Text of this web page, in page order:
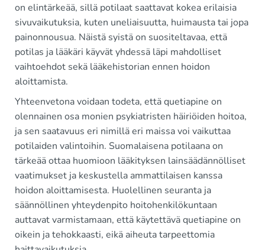
on elintärkeää, sillä potilaat saattavat kokea erilaisia
sivuvaikutuksia, kuten uneliaisuutta, huimausta tai jopa
painonnousua. Näistä syistä on suositeltavaa, että
potilas ja lääkäri käyvät yhdessä läpi mahdolliset
vaihtoehdot sekä lääkehistorian ennen hoidon
aloittamista.
Yhteenvetona voidaan todeta, että quetiapine on
olennainen osa monien psykiatristen häiriöiden hoitoa,
ja sen saatavuus eri nimillä eri maissa voi vaikuttaa
potilaiden valintoihin. Suomalaisena potilaana on
tärkeää ottaa huomioon lääkityksen lainsäädännölliset
vaatimukset ja keskustella ammattilaisen kanssa
hoidon aloittamisesta. Huolellinen seuranta ja
säännöllinen yhteydenpito hoitohenkilökuntaan
auttavat varmistamaan, että käytettävä quetiapine on
oikein ja tehokkaasti, eikä aiheuta tarpeettomia